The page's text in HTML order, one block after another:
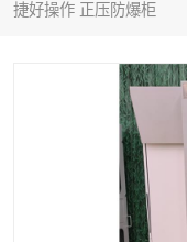
捷好操作 正压防爆柜